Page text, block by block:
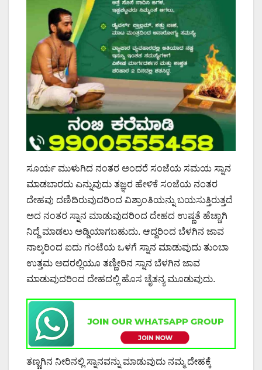
ಸೂರ್ಯ ಮುಳುಗಿದ ನಂತರ ಅಂದರೆ ಸಂಜೆಯ ಸಮಯ ಸ್ನಾನ
ಮಾಡಬಾರದು ಎನ್ನುವುದು ತಜ್ಞರ ಹೇಳಿಕೆ ಸಂಜೆಯ ನಂತರ
ದೇಹವು ದಣಿದಿರುವುದರಿಂದ ವಿಶ್ರಾಂತಿಯನ್ನು ಬಯಸುತ್ತಿರುತ್ತದೆ
ಅದ ನಂತರ ಸ್ನಾನ ಮಾಡುವುದರಿಂದ ದೇಹದ ಉಷ್ಣತೆ ಹೆಚ್ಚಾಗಿ
ನಿದ್ದೆ ಮಾಡಲು ಅಡ್ಡಿಯಾಗಬಹುದು. ಆದ್ದರಿಂದ ಬೆಳಗಿನ ಜಾವ
ನಾಲ್ಕರಿಂದ ಐದು ಗಂಟೆಯ ಒಳಗೆ ಸ್ನಾನ ಮಾಡುವುದು ತುಂಬಾ
ಉತ್ತಮ ಅದರಲ್ಲಿಯೂ ತಣ್ಣೀರಿನ ಸ್ನಾನ ಬೆಳಗಿನ ಜಾವ
ಮಾಡುವುದರಿಂದ ದೇಹದಲ್ಲಿ ಹೊಸ ಚೈತನ್ಯ ಮೂಡುವುದು.
ತಣ್ಣಗಿನ ನೀರಿನಲ್ಲಿ ಸ್ನಾನವನ್ನು ಮಾಡುವುದು ನಮ್ಮ ದೇಹಕ್ಕೆ